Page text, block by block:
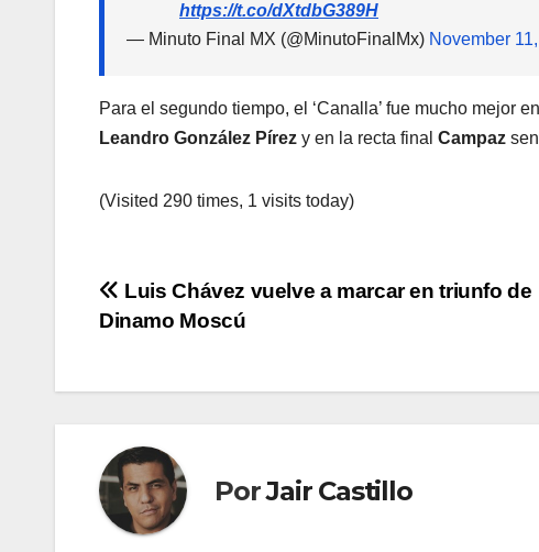
https://t.co/dXtdbG389H
— Minuto Final MX (@MinutoFinalMx) November
Para el segundo tiempo, el ‘Canalla’ fue mucho mejor
Leandro González Pírez y en la recta final Campaz
(Visited 290 times, 1 visits today)
Navegación
entradas
Luis Chávez vuelve a marcar en triunfo de
Dinamo Moscú
PorJair Castillo